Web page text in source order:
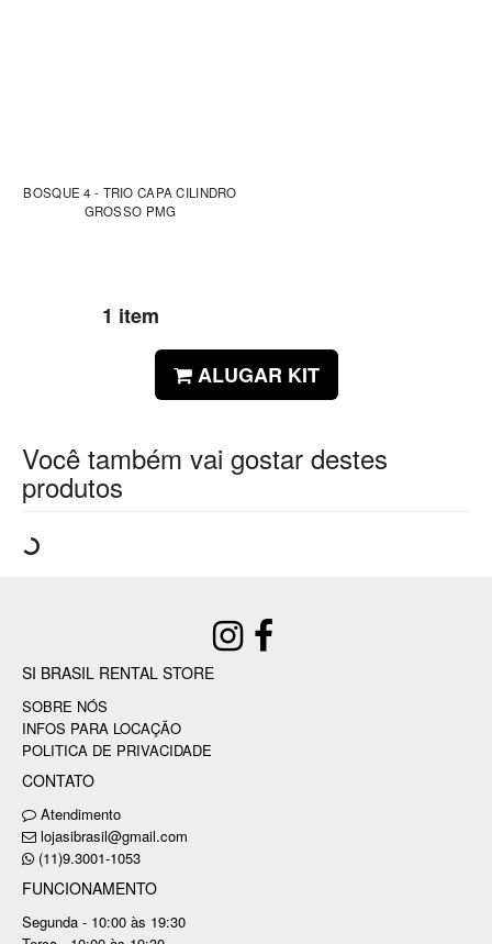
BOSQUE 4 - TRIO CAPA CILINDRO
GROSSO PMG
1 item
ALUGAR KIT
Você também vai gostar destes
produtos
SI BRASIL RENTAL STORE
SOBRE NÓS
INFOS PARA LOCAÇÃO
POLITICA DE PRIVACIDADE
CONTATO
Atendimento
lojasibrasil@gmail.com
(11)9.3001-1053
FUNCIONAMENTO
Segunda - 10:00 às 19:30